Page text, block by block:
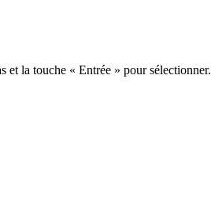
et la touche « Entrée » pour sélectionner.